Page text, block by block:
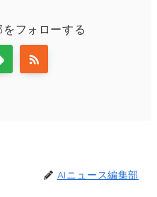
フォローする
AIニュース編集部